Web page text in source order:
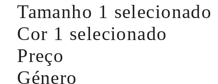
Tamanho 1 selecionado
Cor 1 selecionado
Preço
Género